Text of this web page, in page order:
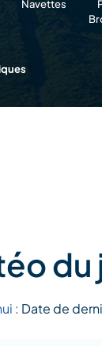
Navettes
du
: Date de